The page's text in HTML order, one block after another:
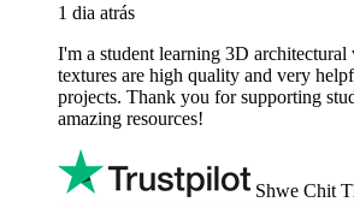
1 dia atrás
I'm a student learning 3D
textures are high quality and very
projects. Thank you for supporting
amazing resources!
Shwe Chit